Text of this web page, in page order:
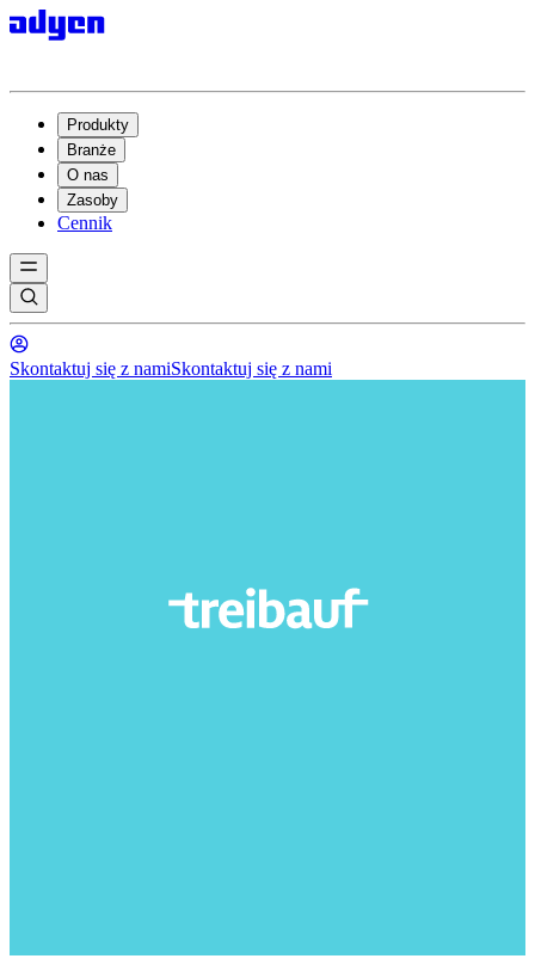
Produkty
Branże
O nas
Zasoby
Cennik
Skontaktuj się z namiSkontaktuj się z nami